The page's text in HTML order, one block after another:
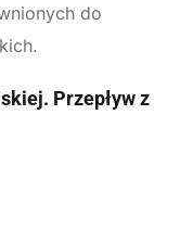
do
Przepływ z